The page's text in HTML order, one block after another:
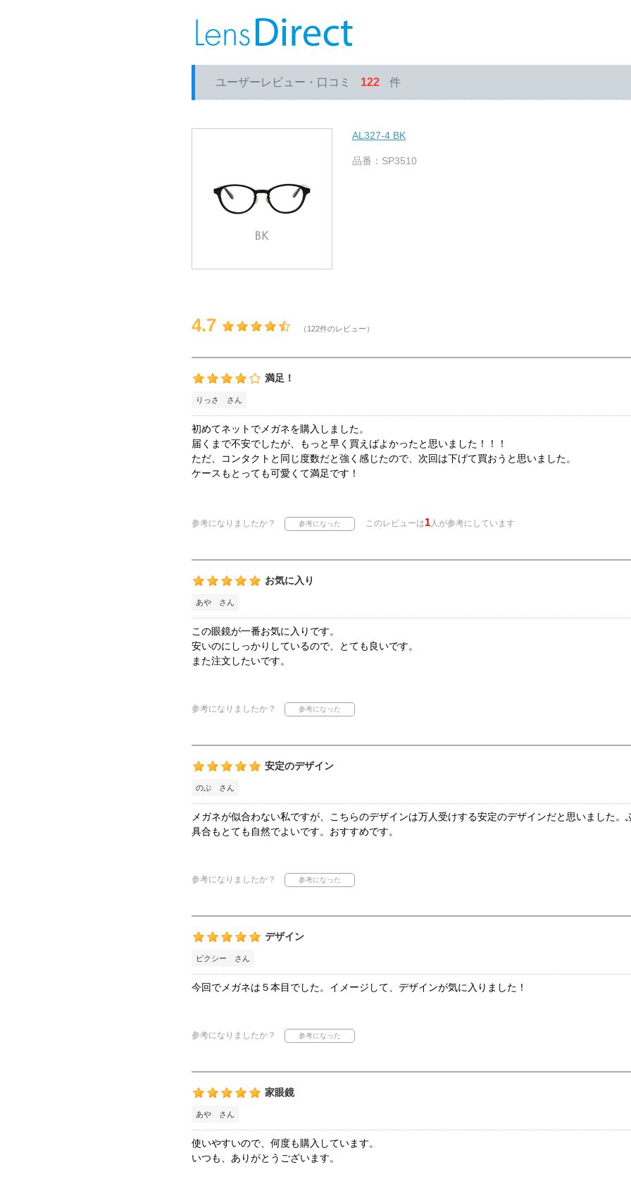
ユーザーレビュー・口コミ 122 件
AL327-4 BK
品番：SP3510
4.7 （122件のレビュー）
満足！
りっさ さん
初めてネットでメガネを購入しました。
届くまで不安でしたが、もっと早く買えばよかったと思いました！！！
ただ、コンタクトと同じ度数だと強く感じたので、次回は下げて買おうと思いました。
ケースもとっても可愛くて満足です！
参考になりましたか？ このレビューは1人が参考にしています
お気に入り
あや さん
この眼鏡が一番お気に入りです。
安いのにしっかりしているので、とても良いです。
また注文したいです。
参考になりましたか？
安定のデザイン
のぶ さん
メガネが似合わない私ですが、こちらのデザインは万人受けする安定のデザインだと思いました。
具合もとても自然でよいです。おすすめです。
参考になりましたか？
デザイン
ピクシー さん
今回でメガネは５本目でした。イメージして、デザインが気に入りました！
参考になりましたか？
家眼鏡
あや さん
使いやすいので、何度も購入しています。
いつも、ありがとうございます。